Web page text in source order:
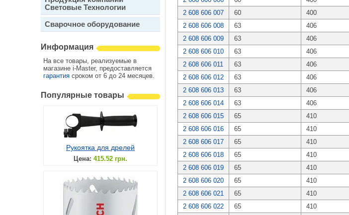
Световые Технологии
Сварочное оборудование
Информация
На все товары, реализуемые в
магазине i-Master, предоставляется
гарантия сроком от 6 до 24 месяцев.
Популярные товары
Рукоятка для дрелей
Цена: 415.52 грн.
2 608 606 007
60 400
2 608 606 008
63 406
2 608 606 009
63 406
2 608 606 010
63 406
2 608 606 011
63 406
2 608 606 012
63 406
2 608 606 013
63 406
2 608 606 014
63 406
2 608 606 015
65 410
2 608 606 016
65 410
2 608 606 017
65 410
2 608 606 018
65 410
2 608 606 019
65 410
2 608 606 020
65 410
2 608 606 021
65 410
2 608 606 022
65 410